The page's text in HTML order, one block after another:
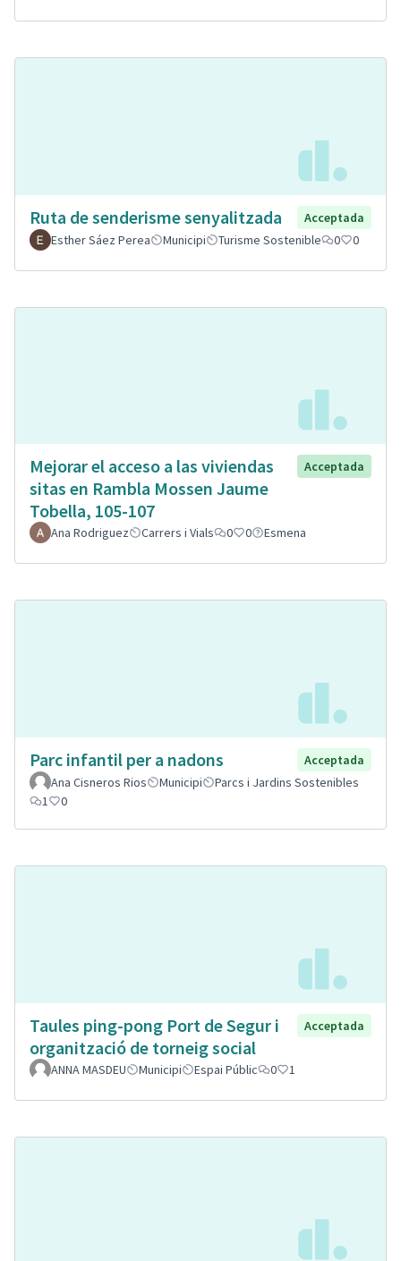
Ruta de senderisme senyalitzada
Acceptada
Esther Sáez Perea
Municipi Turisme Sostenible 0 0
Mejorar el acceso a las viviendas
sitas en Rambla Mossen Jaume
Tobella, 105-107
Acceptada
Ana Rodriguez Carrers i Vials 0 0 Esmena
Parc infantil per a nadons
Acceptada
Ana Cisneros Rios
Municipi
Parcs i Jardins Sostenibles
1
0
Taules ping-pong Port de Segur i
organització de torneig social
Acceptada
ANNA MASDEU Municipi Espai Públic 0 1